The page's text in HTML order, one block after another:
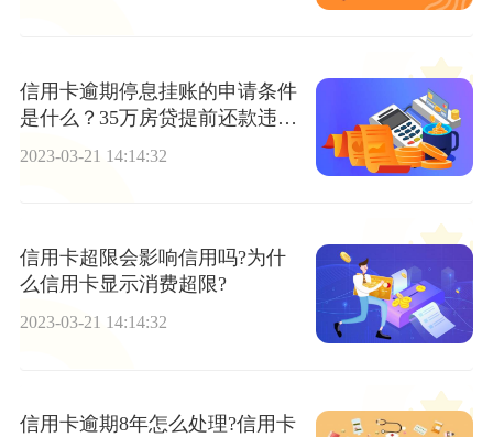
信用卡逾期停息挂账的申请条件
是什么？35万房贷提前还款违约
2023-03-21 14:14:32
信用卡超限会影响信用吗?为什
么信用卡显示消费超限?
2023-03-21 14:14:32
信用卡逾期8年怎么处理?信用卡